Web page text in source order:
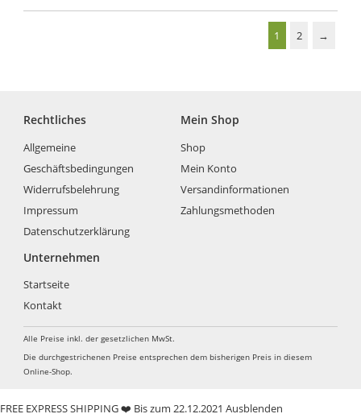
1 2 →
Rechtliches
Allgemeine
Geschäftsbedingungen
Widerrufsbelehrung
Impressum
Datenschutzerklärung
Mein Shop
Shop
Mein Konto
Versandinformationen
Zahlungsmethoden
Unternehmen
Startseite
Kontakt
Alle Preise inkl. der gesetzlichen MwSt.
Die durchgestrichenen Preise entsprechen dem bisherigen Preis in diesem
Online-Shop.
FREE EXPRESS SHIPPING ❤️ Bis zum 22.12.2021 Ausblenden